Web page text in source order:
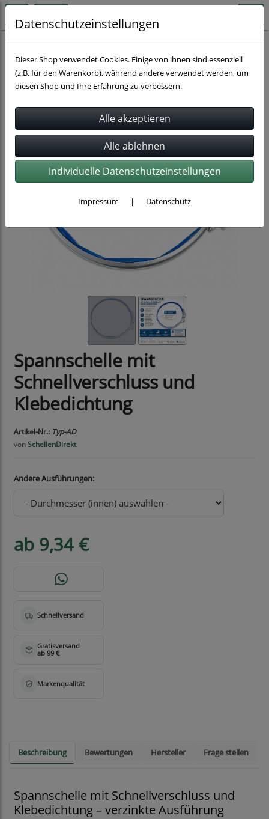
Rohrverbindung Spannringsysteme
Spannschelle mit
Schnellverschluss und
Klebedichtung
Artikel-Nr.: Typ-AD
vonSchellenDirekt
Andere Ausführungen:
ab 9,34 €
Beschreibung Bewertungen Hersteller Frage stellen
Spannschelle mit Schnellverschluss und
Klebedichtung – verzinkte Ausführung
Datenschutzeinstellungen
Dieser Shop verwendet Cookies. Einige von ihnen sind essenziell
(z.B. für den Warenkorb), während andere verwendet werden, um
diesen Shop und Ihre Erfahrung zu verbessern.
Individuelle Datenschutzeinstellungen
Impressum | Datenschutz